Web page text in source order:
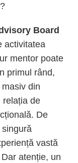
Board
activitatea
mentor poate
primul rând,
din
relația de
De
vastă
atenție, un